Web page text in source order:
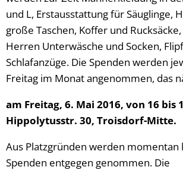
und L, Erstausstattung für Säuglinge,
große Taschen, Koffer und
Herren Unterwäsche und Socken,
Schlafanzüge. Die Spenden werden
Freitag im Monat angenommen, das
am Freitag, 6. Mai 2016, von 16 bis
Hippolytusstr. 30, Troisdorf-Mitte.
Aus Platzgründen werden momentan
Spenden entgegen genommen. Die